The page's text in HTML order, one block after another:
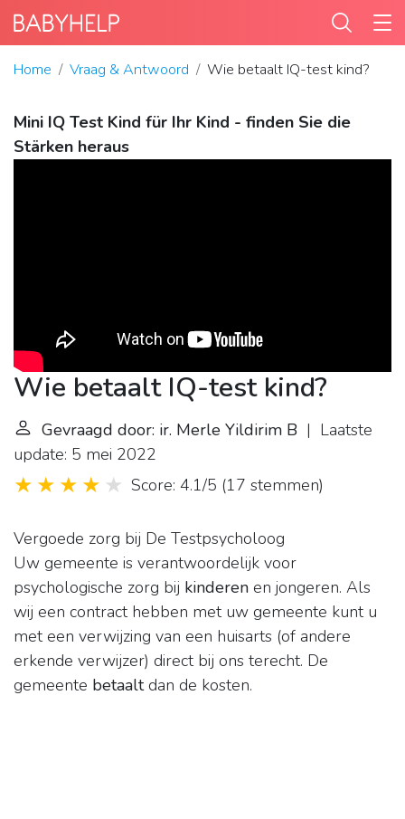
Home Vraag & Antwoord Wie betaalt IQ-test kind?
Mini IQ Test Kind für Ihr Kind - finden Sie die
Stärken heraus
Wie betaalt IQ-test kind?
Gevraagd door: ir. Merle Yildirim B | Laatste
update: 5 mei 2022
Score: 4.1/5 (17 stemmen)
Vergoede zorg bij De Testpsycholoog
Uw gemeente is verantwoordelijk voor
psychologische zorg bij kinderen en jongeren. Als
wij een contract hebben met uw gemeente kunt u
met een verwijzing van een huisarts (of andere
erkende verwijzer) direct bij ons terecht. De
gemeente betaaltdan de kosten.